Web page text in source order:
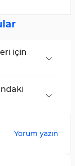
için
tüm zaman
Yorum yazın